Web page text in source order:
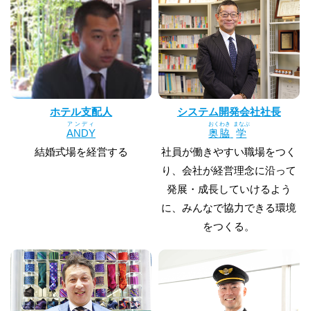
ホテル支配人
ANDY
アンディ
結婚式場を経営する
システム開発会社社長
奥脇
おくわき
学
まなぶ
社員が働きやすい職場をつく
り、会社が経営理念に沿って
発展・成長していけるよう
に、みんなで協力できる環境
をつくる。